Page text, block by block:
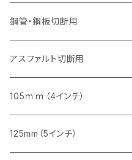
セグメントタイプ（一般道路カッター用
セグメントタイプ
セグメントタイプ（一般道路カッター用
455mm（18インチ）
セグメント（一般道路カッター用
埋設鋳鉄管工事対応タイプ
セグメントタイプ
埋設鋳鉄管工事対応タイプ
セグメントタイプ（一般道路カッター用
セグメント
セグメント（特殊凸凹加工チップ）
355mm（14インチ）
セグメント
セグメント（特殊凸凹加工チップ）
405mm（16インチ）
セグメント
セグメント（一般道路カッター用
473mm（18インチ）
セグメント（一般道路カッター用
セグメントタイプ
255mm（10インチ）
セグメントタイプ
305mm（12インチ）
セグメント
セグメント（特殊凸凹加工チップ）
355mm（14インチ）
セグメント
405mm（16インチ）
砥石（補強綱入り）
355mm（14インチ）
砥石（補強綱入り）
305mm（12インチ）
砥石（補強綱入り）
355mm（14インチ）
砥石（補強綱入り）
鋼管・鋼板切断用
305mm（12インチ）
砥石（補強綱入り）
355mm（14インチ）
砥石（補強綱入り）
アスファルト切断用
255ｍｍ（10インチ）
一般道路カッター用
305ｍｍ（12インチ）
105ｍｍ（4インチ）
タイル切断用
125mm（5インチ）